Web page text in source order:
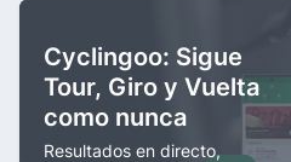
Cyclingoo: Sigue
Tour, Giro y Vuelta
como nunca
Resultados en directo,